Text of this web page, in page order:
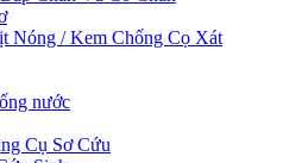
Nóng / Kem Chống Cọ Xát
nước
Cụ Sơ Cứu